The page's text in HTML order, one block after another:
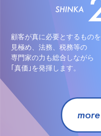
顧客が真に必要とするものを
見極め、法務、税務等の
専門家の力も総合しながら
｢真価｣を発揮します。